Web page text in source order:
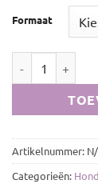
Formaat
Artikelnummer:
Categorieën: